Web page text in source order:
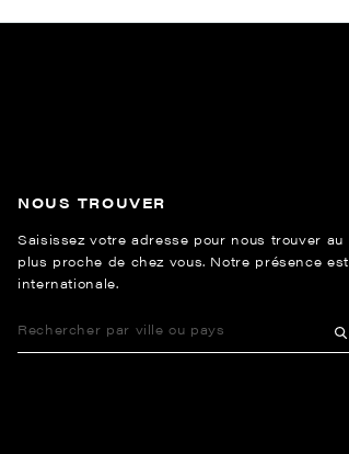
NOUS TROUVER
Saisissez votre adresse pour nous trouver au
plus proche de chez vous. Notre présence est
internationale.